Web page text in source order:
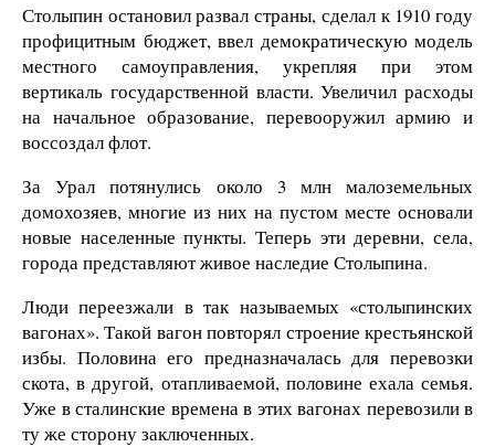
Столыпин остановил развал страны, сделал к 1910 году
профицитным бюджет, ввел демократическую модель
местного самоуправления, укрепляя при этом
вертикаль государственной власти. Увеличил расходы
на начальное образование, перевооружил армию и
воссоздал флот.
За Урал потянулись около 3 млн малоземельных
домохозяев, многие из них на пустом месте основали
новые населенные пункты. Теперь эти деревни, села,
города представляют живое наследие Столыпина.
Люди переезжали в так называемых «столыпинских
вагонах». Такой вагон повторял строение крестьянской
избы. Половина его предназначалась для перевозки
скота, в другой, отапливаемой, половине ехала семья.
Уже в сталинские времена в этих вагонах перевозили в
ту же сторону заключенных.